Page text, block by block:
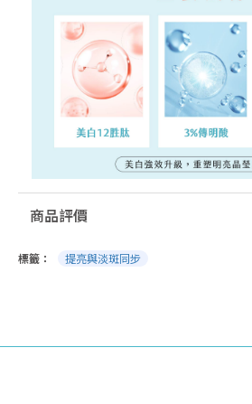
商品評價
標籤： 提亮與淡斑同步